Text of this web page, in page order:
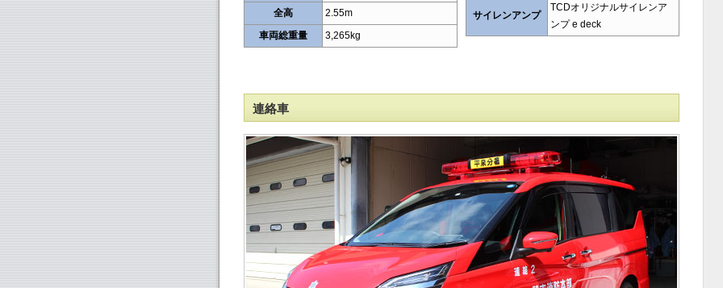
全高
2.55m
車両総重量
3,265kg
サイレンアンプ
TCDオリジナルサイレンア
ンプ e deck
連絡車